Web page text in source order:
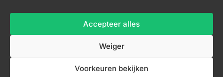
Accepteer alles
Weiger
Voorkeuren bekijken
Inschrijven nieuwsbrief